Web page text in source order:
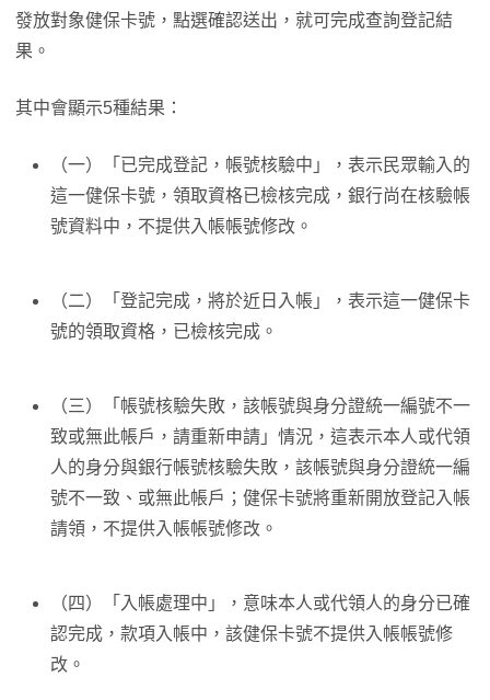
發放對象健保卡號，點選確認送出，就可完成查詢登記結
果。
其中會顯示5種結果：
（一）「已完成登記，帳號核驗中」，表示民眾輸入的
這一健保卡號，領取資格已檢核完成，銀行尚在核驗帳
號資料中，不提供入帳帳號修改。
（二）「登記完成，將於近日入帳」，表示這一健保卡
號的領取資格，已檢核完成。
（三）「帳號核驗失敗，該帳號與身分證統一編號不一
致或無此帳戶，請重新申請」情況，這表示本人或代領
人的身分與銀行帳號核驗失敗，該帳號與身分證統一編
號不一致、或無此帳戶；健保卡號將重新開放登記入帳
請領，不提供入帳帳號修改。
（四）「入帳處理中」，意味本人或代領人的身分已確
認完成，款項入帳中，該健保卡號不提供入帳帳號修
改。